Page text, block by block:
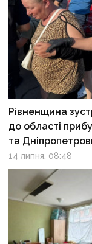
Рівненщина
до області
та
14 липня, 08:48